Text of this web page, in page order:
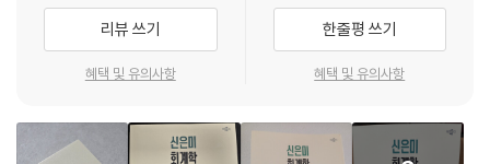
리뷰 쓰기
혜택 및 유의사항
한줄평 쓰기
혜택 및 유의사항